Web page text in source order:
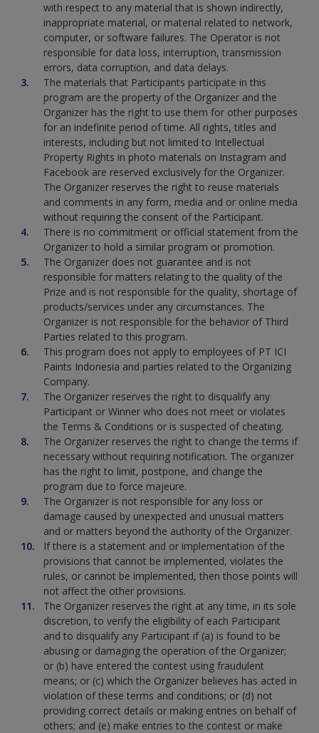
with respect to any material that is shown indirectly,
inappropriate material, or material related to network,
computer, or software failures. The Operator is not
responsible for data loss, interruption, transmission
errors, data corruption, and data delays.
The materials that Participants participate in this
program are the property of the Organizer and the
Organizer has the right to use them for other purposes
for an indefinite period of time. All rights, titles and
interests, including but not limited to Intellectual
Property Rights in photo materials on Instagram and
Facebook are reserved exclusively for the Organizer.
The Organizer reserves the right to reuse materials
and comments in any form, media and or online media
without requiring the consent of the Participant.
There is no commitment or official statement from the
Organizer to hold a similar program or promotion.
The Organizer does not guarantee and is not
responsible for matters relating to the quality of the
Prize and is not responsible for the quality, shortage of
products/services under any circumstances. The
Organizer is not responsible for the behavior of Third
Parties related to this program.
This program does not apply to employees of PT ICI
Paints Indonesia and parties related to the Organizing
Company.
The Organizer reserves the right to disqualify any
Participant or Winner who does not meet or violates
the Terms & Conditions or is suspected of cheating.
The Organizer reserves the right to change the terms if
necessary without requiring notification. The organizer
has the right to limit, postpone, and change the
program due to force majeure.
The Organizer is not responsible for any loss or
damage caused by unexpected and unusual matters
and or matters beyond the authority of the Organizer.
If there is a statement and or implementation of the
provisions that cannot be implemented, violates the
rules, or cannot be implemented, then those points will
not affect the other provisions.
The Organizer reserves the right at any time, in its sole
discretion, to verify the eligibility of each Participant
and to disqualify any Participant if (a) is found to be
abusing or damaging the operation of the Organizer;
or (b) have entered the contest using fraudulent
means; or (c) which the Organizer believes has acted in
violation of these terms and conditions; or (d) not
providing correct details or making entries on behalf of
others; and (e) make entries to the contest or make